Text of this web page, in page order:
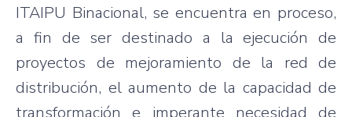
ITAIPU Binacional, se encuentra en proceso,
a fin de ser destinado a la ejecución de
proyectos de mejoramiento de la red de
distribución, el aumento de la capacidad de
transformación e imperante necesidad de